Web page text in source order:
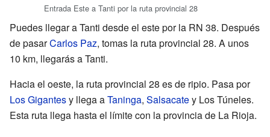
Entrada Este a Tanti por la ruta provincial 28
Puedes llegar a Tanti desde el este por la RN 38. Después
de pasarCarlos Paz, tomas la ruta provincial 28. A unos
10 km, llegarás a Tanti.
Hacia el oeste, la ruta provincial 28 es de ripio. Pasa por
Los Gigantesy llega aTaninga, Salsacatey Los Túneles.
Esta ruta llega hasta el límite con la provincia de La Rioja.